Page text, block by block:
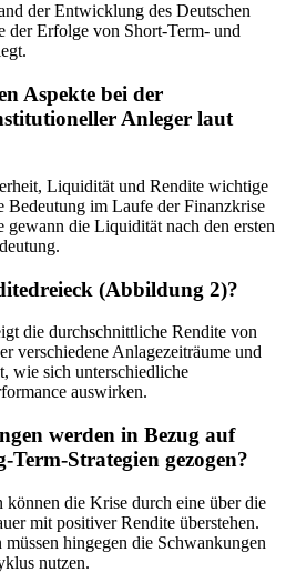
der Entwicklung des Deutschen
Erfolge von Short-Term- und
Aspekte bei der
Anleger laut
Liquidität und Rendite wichtige
Bedeutung im Laufe der Finanzkrise
gewann die Liquidität nach den ersten
(Abbildung 2)?
die durchschnittliche Rendite von
verschiedene Anlagezeiträume und
wie sich unterschiedliche
auswirken.
werden in Bezug auf
Strategien gezogen?
können die Krise durch eine über die
mit positiver Rendite überstehen.
hingegen die Schwankungen
nutzen.